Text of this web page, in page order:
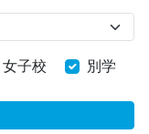
女子校 別学